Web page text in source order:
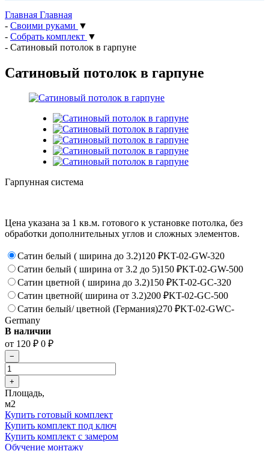
Главная Главная
- Своими руками ▼
- Собрать комплект ▼
- Сатиновый потолок в гарпуне
Сатиновый потолок в гарпуне
Гарпунная система
Цена указана за 1 кв.м. готового к установке потолка, без
обработки дополнительных углов и сложных элементов.
Сатин белый ( ширина до 3.2)120 ₽KT-02-GW-320
Сатин белый ( ширина от 3.2 до 5)150 ₽KT-02-GW-500
Сатин цветной ( ширина до 3.2)150 ₽KT-02-GC-320
Сатин цветной( ширина от 3.2)200 ₽KT-02-GC-500
Сатин белый/ цветной (Германия)270 ₽KT-02-GWC-
Germany
В наличии
от 120 ₽ 0 ₽
Площадь,
м2
Купить готовый комплект
Купить комплект под ключ
Купить комплект с замером
Обучение монтажу